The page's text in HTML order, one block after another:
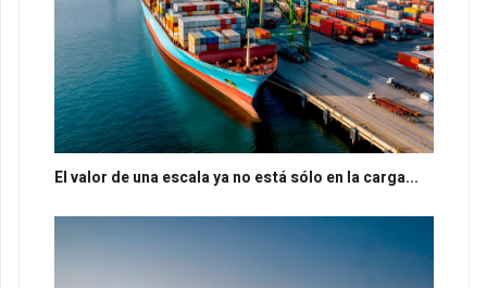
El valor de una escala ya no está sólo en la carga...